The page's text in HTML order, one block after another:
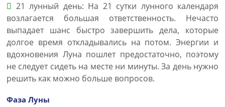
21 лунный день: На 21 сутки лунного календаря
возлагается большая ответственность. Нечасто
выпадает шанс быстро завершить дела, которые
долгое время откладывались на потом. Энергии и
вдохновения Луна пошлет предостаточно, поэтому
не следует сидеть на месте ни минуты. За день нужно
решить как можно больше вопросов.
Фаза Луны